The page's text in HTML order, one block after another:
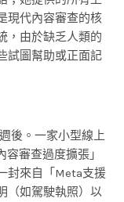
現代內容審查的核
，由於缺乏人類的
試圖幫助或正面記
後。一家小型線上
審查過度擴張」
封來自「Meta支援
（如駕駛執照）以